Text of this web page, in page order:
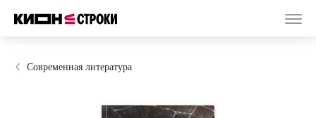
Современная литература